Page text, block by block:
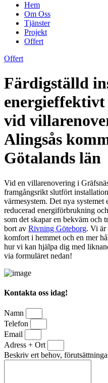
Hem
Om Oss
Tjänster
Projekt
Offert
Offert
Färdigställd
energieffektivt
vid
Alingsås
Götalands län
Vid en villarenovering i
framgångsrikt slutfört
värmesystem. Det nya
reducerad energiförbrukning
som det skapar en bekväm och
bort av Rivning Göteborg. Vi är
komfort i hemmet och en mer
hur vi kan hjälpa dig med
via formuläret nedan!
Kontakta oss idag!
Namn
Telefon
Email
Adress + Ort
Beskriv ert behov,